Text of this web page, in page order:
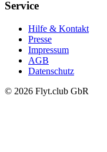
Service
Hilfe & Kontakt
Presse
Impressum
AGB
Datenschutz
© 2026 Flyt.club GbR